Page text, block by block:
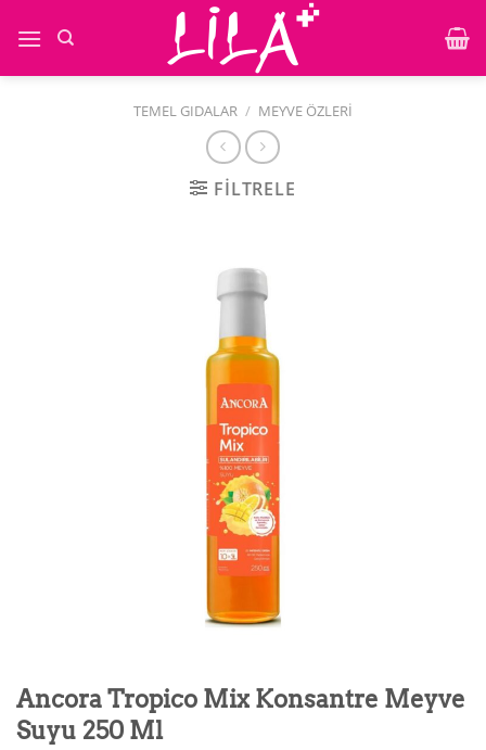
atla
TEMEL GIDALAR / MEYVE ÖZLERI
FILTRELE
Ancora Tropico Mix Konsantre Meyve
Suyu 250 Ml